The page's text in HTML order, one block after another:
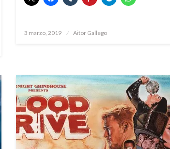
Publicado
3 marzo, 2019 Aitor Gallego